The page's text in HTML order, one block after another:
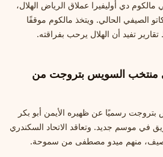
مالكوم دي أوليفيرا عملاق الرياض الهلال،
الصيفي الحالي. ويتخذ مالكوم موقفًا
تفيد أن الهلال يرحب بفراقته.
منتخب السويس بتروجت من
رسميًا عن ظهيره الأيمن أبو بكر
في موسم جديد. وتعاقد الاتحاد السكندري
الصيف، منهم ميدو مصطفى من سموحة.